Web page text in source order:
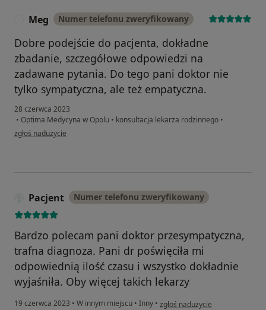
Meg Numer telefonu zweryfikowany
Dobre podejście do pacjenta, dokładne
zbadanie, szczegółowe odpowiedzi na
zadawane pytania. Do tego pani doktor nie
tylko sympatyczna, ale też empatyczna.
28 czerwca 2023
• Optima Medycyna w Opolu • konsultacja lekarza rodzinnego •
w opinii użytkownika Meg
zgłoś nadużycie
Pacjent Numer telefonu zweryfikowany
Bardzo polecam pani doktor przesympatyczna,
trafna diagnoza. Pani dr poświęciła mi
odpowiednią ilość czasu i wszystko dokładnie
wyjaśniła. Oby więcej takich lekarzy
19 czerwca 2023 • W innym miejscu • Inny • w opinii użytkownika Pacjent
zgłoś nadużycie